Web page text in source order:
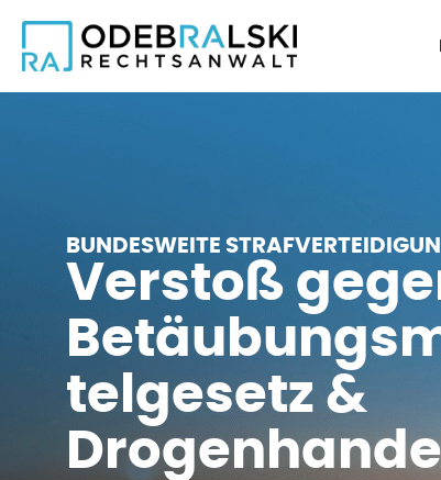
BUNDESWEITE
Verstoß
telgesetz &